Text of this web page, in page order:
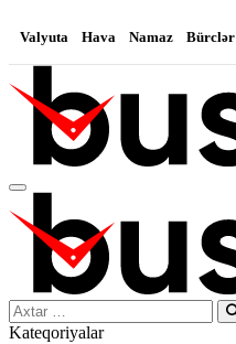
Valyuta Hava Namaz Bürclər
Search…
Kateqoriyalar